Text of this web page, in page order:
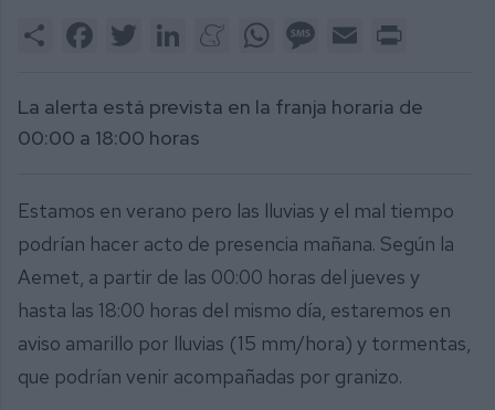
Share FacebookTwitter LinkedInMeneameWhatsAppMessage
Email
La alerta está prevista en la franja horaria de
00:00 a 18:00 horas
Estamos en verano pero las lluvias y el mal tiempo
podrían hacer acto de presencia mañana. Según la
Aemet, a partir de las 00:00 horas del jueves y
hasta las 18:00 horas del mismo día, estaremos en
aviso amarillo por lluvias (15 mm/hora) y tormentas,
que podrían venir acompañadas por granizo.